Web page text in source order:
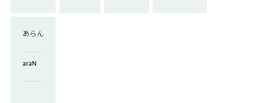
あらん
araN